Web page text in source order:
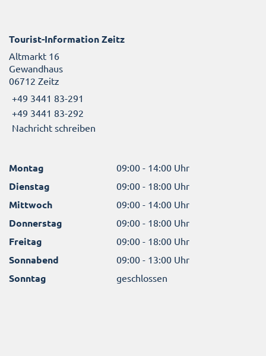
Tourist-Information Zeitz
Altmarkt 16
Gewandhaus
06712 Zeitz
+49 3441 83-291
+49 3441 83-292
Nachricht schreiben
Montag 09:00 - 14:00 Uhr
Dienstag 09:00 - 18:00 Uhr
Mittwoch 09:00 - 14:00 Uhr
Donnerstag 09:00 - 18:00 Uhr
Freitag 09:00 - 18:00 Uhr
Sonnabend 09:00 - 13:00 Uhr
Sonntag geschlossen